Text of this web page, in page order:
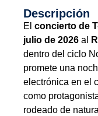
Descripción
El concierto de
julio de 2026 al
dentro del ciclo
promete una
electrónica en el
como
rodeado de